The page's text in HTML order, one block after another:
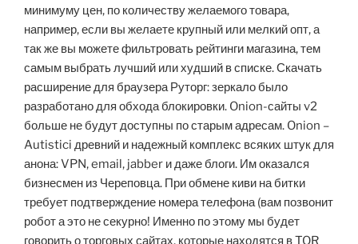
минимуму цен, по количеству желаемого товара,
например, если вы желаете крупный или мелкий опт, а
так же вы можете фильтровать рейтинги магазина, тем
самым выбрать лучший или худший в списке. Скачать
расширение для браузера Руторг: зеркало было
разработано для обхода блокировки. Onion-сайты v2
больше не будут доступны по старым адресам. Onion –
Autistici древний и надежный комплекс всяких штук для
анона: VPN, email, jabber и даже блоги. Им оказался
бизнесмен из Череповца. При обмене киви на битки
требует подтверждение номера телефона (вам позвонит
робот а это не секурно! Именно по этому мы будет
говорить о торговых сайтах, которые находятся в TOR